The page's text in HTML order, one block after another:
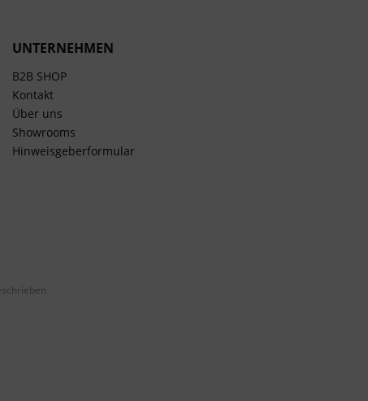
UNTERNEHMEN
B2B SHOP
Kontakt
Über uns
Showrooms
Hinweisgeberformular